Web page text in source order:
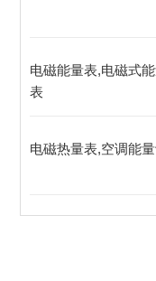
电磁能量表,电磁式
表
电磁热量表,空调能